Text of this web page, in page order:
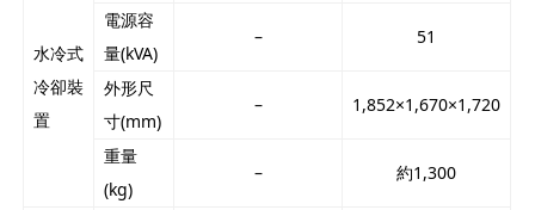
水冷式
冷卻裝
置
電源容
量(kVA)
– 51
外形尺
寸(mm)
– 1,852×1,670×1,720
重量
(kg)
– 約1,300